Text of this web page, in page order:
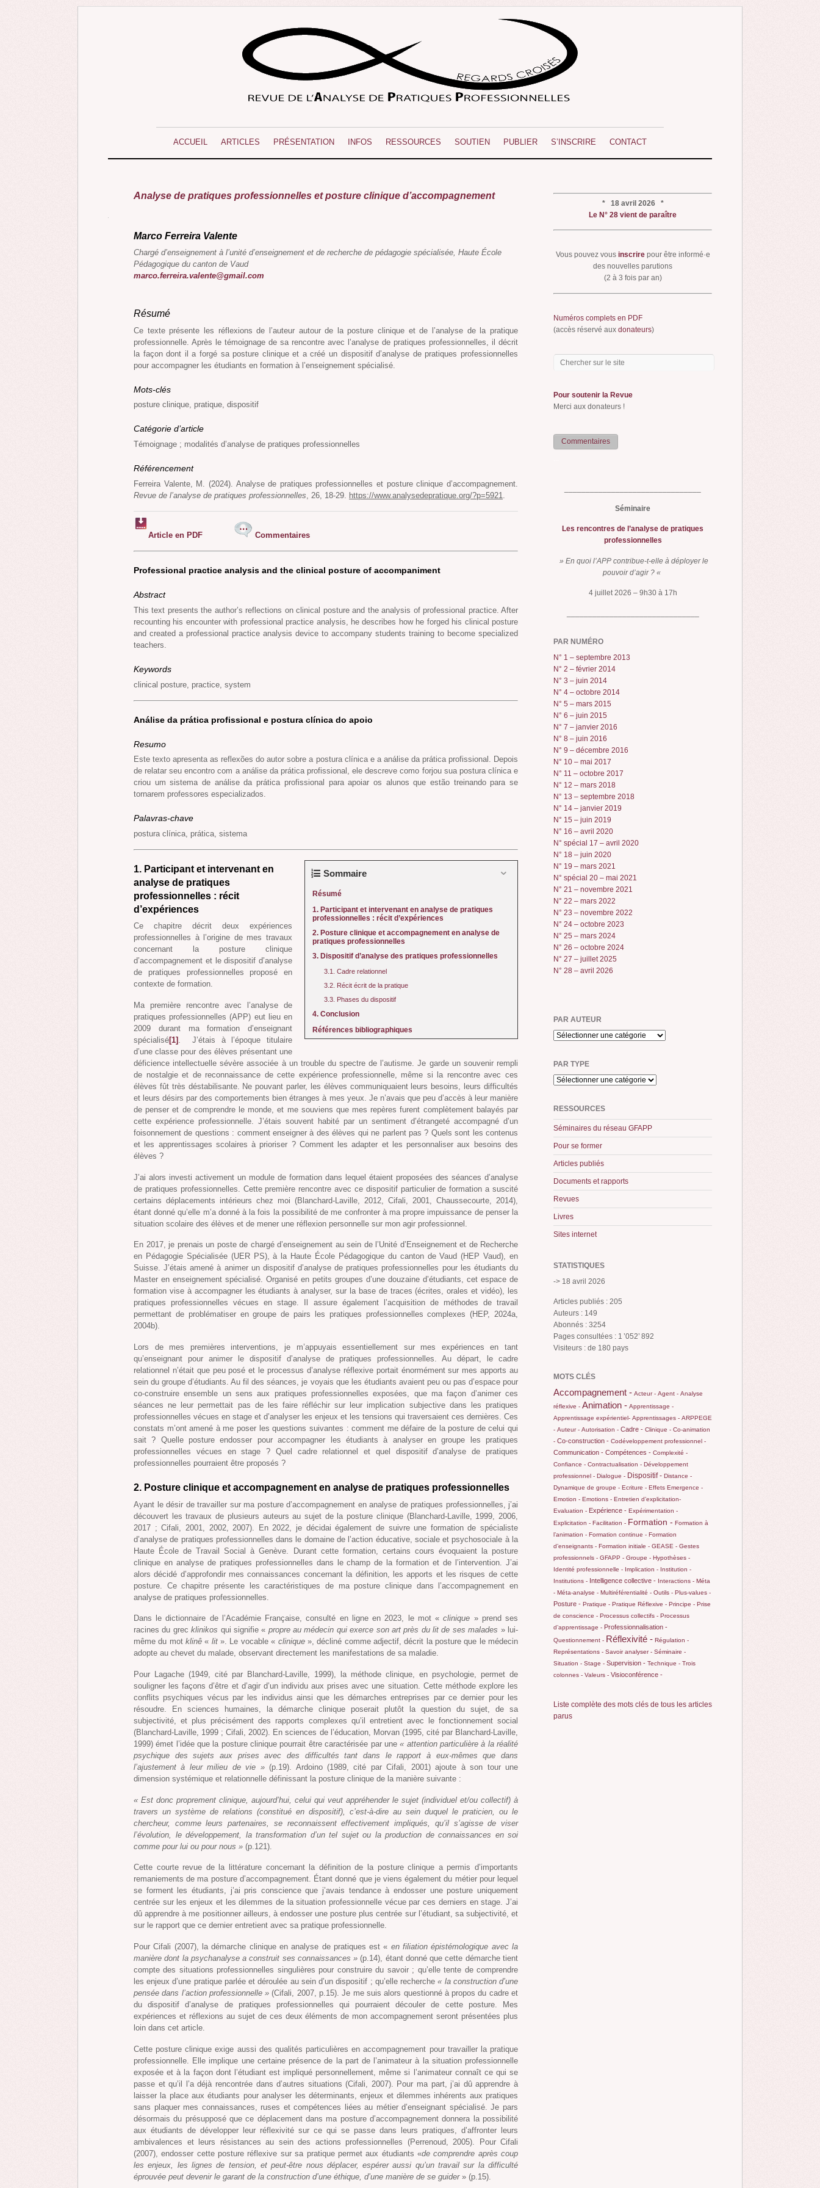
ACCUEIL ARTICLES PRÉSENTATION INFOS RESSOURCES SOUTIEN PUBLIER S’INSCRIRE CONTACT
Analyse de pratiques professionnelles et posture clinique d’accompagnement
Marco Ferreira Valente
Chargé d’enseignement à l’unité d’enseignement et de recherche de pédagogie spécialisée, Haute École
Pédagogique du canton de Vaud
marco.ferreira.valente@gmail.com
Résumé
Ce texte présente les réflexions de l’auteur autour de la posture clinique et de l’analyse de la pratique
professionnelle. Après le témoignage de sa rencontre avec l’analyse de pratiques professionnelles, il décrit
la façon dont il a forgé sa posture clinique et a créé un dispositif d’analyse de pratiques professionnelles
pour accompagner les étudiants en formation à l’enseignement spécialisé.
Mots-clés
posture clinique, pratique, dispositif
Catégorie d’article
Témoignage ; modalités d’analyse de pratiques professionnelles
Référencement
Ferreira Valente, M. (2024). Analyse de pratiques professionnelles et posture clinique d’accompagnement.
Revue de l’analyse de pratiques professionnelles , 26, 18-29. https://www.analysedepratique.org/?p=5921
Article en PDF Commentaires
Professional practice analysis and the clinical posture of accompaniment
Abstract
This text presents the author’s reflections on clinical posture and the analysis of professional practice. After
recounting his encounter with professional practice analysis, he describes how he forged his clinical posture
and created a professional practice analysis device to accompany students training to become specialized
teachers.
Keywords
clinical posture, practice, system
Análise da prática profissional e postura clínica do apoio
Resumo
Este texto apresenta as reflexões do autor sobre a postura clínica e a análise da prática profissional. Depois
de relatar seu encontro com a análise da prática profissional, ele descreve como forjou sua postura clínica e
criou um sistema de análise da prática profissional para apoiar os alunos que estão treinando para se
tornarem professores especializados.
Palavras-chave
postura clínica, prática, sistema
Sommaire
Résumé
1. Participant et intervenant en analyse de pratiques
professionnelles : récit d’expériences
2. Posture clinique et accompagnement en analyse de
pratiques professionnelles
3. Dispositif d’analyse des pratiques professionnelles
3.1. Cadre relationnel
3.2. Récit écrit de la pratique
3.3. Phases du dispositif
4. Conclusion
Références bibliographiques
1. Participant et intervenant en
analyse de pratiques
professionnelles : récit
d’expériences
Ce chapitre décrit deux expériences
professionnelles à l’origine de mes travaux
concernant la posture clinique
d’accompagnement et le dispositif d’analyse
de pratiques professionnelles proposé en
contexte de formation.
Ma première rencontre avec l’analyse de
pratiques professionnelles (APP) eut lieu en
2009 durant ma formation d’enseignant
spécialisé[1] . J’étais à l’époque titulaire
d’une classe pour des élèves présentant une
déficience intellectuelle sévère associée à un trouble du spectre de l’autisme. Je garde un souvenir rempli
de nostalgie et de reconnaissance de cette expérience professionnelle, même si la rencontre avec ces
élèves fût très déstabilisante. Ne pouvant parler, les élèves communiquaient leurs besoins, leurs difficultés
et leurs désirs par des comportements bien étranges à mes yeux. Je n’avais que peu d’accès à leur manière
de penser et de comprendre le monde, et me souviens que mes repères furent complètement balayés par
cette expérience professionnelle. J’étais souvent habité par un sentiment d’étrangeté accompagné d’un
foisonnement de questions : comment enseigner à des élèves qui ne parlent pas ? Quels sont les contenus
et les apprentissages scolaires à prioriser ? Comment les adapter et les personnaliser aux besoins des
élèves ?
J’ai alors investi activement un module de formation dans lequel étaient proposées des séances d’analyse
de pratiques professionnelles. Cette première rencontre avec ce dispositif particulier de formation a suscité
certains déplacements intérieurs chez moi (Blanchard-Laville, 2012, Cifali, 2001, Chaussecourte, 2014),
étant donné qu’elle m’a donné à la fois la possibilité de me confronter à ma propre impuissance de penser la
situation scolaire des élèves et de mener une réflexion personnelle sur mon agir professionnel.
En 2017, je prenais un poste de chargé d’enseignement au sein de l’Unité d’Enseignement et de Recherche
en Pédagogie Spécialisée (UER PS), à la Haute École Pédagogique du canton de Vaud (HEP Vaud), en
Suisse. J’étais amené à animer un dispositif d’analyse de pratiques professionnelles pour les étudiants du
Master en enseignement spécialisé. Organisé en petits groupes d’une douzaine d’étudiants, cet espace de
formation vise à accompagner les étudiants à analyser, sur la base de traces (écrites, orales et vidéo), les
pratiques professionnelles vécues en stage. Il assure également l’acquisition de méthodes de travail
permettant de problématiser en groupe de pairs les pratiques professionnelles complexes (HEP, 2024a,
2004b).
Lors de mes premières interventions, je m’appuyais essentiellement sur mes expériences en tant
qu’enseignant pour animer le dispositif d’analyse de pratiques professionnelles. Au départ, le cadre
relationnel n’était que peu posé et le processus d’analyse réflexive portait énormément sur mes apports au
sein du groupe d’étudiants. Au fil des séances, je voyais que les étudiants avaient peu ou pas d’espace pour
co-construire ensemble un sens aux pratiques professionnelles exposées, que ma façon d’animer ces
séances ne leur permettait pas de les faire réfléchir sur leur implication subjective dans les pratiques
professionnelles vécues en stage et d’analyser les enjeux et les tensions qui traversaient ces dernières. Ces
constats m’ont amené à me poser les questions suivantes : comment me défaire de la posture de celui qui
sait ? Quelle posture endosser pour accompagner les étudiants à analyser en groupe les pratiques
professionnelles vécues en stage ? Quel cadre relationnel et quel dispositif d’analyse de pratiques
professionnelles pourraient être proposés ?
2. Posture clinique et accompagnement en analyse de pratiques professionnelles
Ayant le désir de travailler sur ma posture d’accompagnement en analyse de pratiques professionnelles, j’ai
découvert les travaux de plusieurs auteurs au sujet de la posture clinique (Blanchard-Laville, 1999, 2006,
2017 ; Cifali, 2001, 2002, 2007). En 2022, je décidai également de suivre une formation de spécialiste
d’analyse de pratiques professionnelles dans le domaine de l’action éducative, sociale et psychosociale à la
Haute École de Travail Social à Genève. Durant cette formation, certains cours évoquaient la posture
clinique en analyse de pratiques professionnelles dans le champ de la formation et de l’intervention. J’ai
alors décidé d’approfondir mes connaissances concernant la définition, les apports et les risques de cette
posture. Ce chapitre présente les caractéristiques de ma posture clinique dans l’accompagnement en
analyse de pratiques professionnelles.
Dans le dictionnaire de l’Académie Française, consulté en ligne en 2023, le mot «clinique » prend ses
racines du grecklinikos qui signifie « propre au médecin qui exerce son art près du lit de ses malades » lui-
même du motklinê« lit». Le vocable « clinique», décliné comme adjectif, décrit la posture que le médecin
adopte au chevet du malade, observant directement les manifestations de sa maladie.
Pour Lagache (1949, cité par Blanchard-Laville, 1999), la méthode clinique, en psychologie, permet de
souligner les façons d’être et d’agir d’un individu aux prises avec une situation. Cette méthode explore les
conflits psychiques vécus par les individus ainsi que les démarches entreprises par ce dernier pour les
résoudre. En sciences humaines, la démarche clinique poserait plutôt la question du sujet, de sa
subjectivité, et plus précisément des rapports complexes qu’il entretient avec le fonctionnement social
(Blanchard-Laville, 1999 ; Cifali, 2002). En sciences de l’éducation, Morvan (1995, cité par Blanchard-Laville,
1999) émet l’idée que la posture clinique pourrait être caractérisée par une« attention particulière à la réalité
psychique des sujets aux prises avec des difficultés tant dans le rapport à eux-mêmes que dans
l’ajustement à leur milieu de vie »(p.19). Ardoino (1989, cité par Cifali, 2001) ajoute à son tour une
dimension systémique et relationnelle définissant la posture clinique de la manière suivante :
« Est donc proprement clinique, aujourd’hui, celui qui veut appréhender le sujet (individuel et/ou collectif) à
travers un système de relations (constitué en dispositif), c’est-à-dire au sein duquel le praticien, ou le
chercheur, comme leurs partenaires, se reconnaissent effectivement impliqués, qu’il s’agisse de viser
l’évolution, le développement, la transformation d’un tel sujet ou la production de connaissances en soi
comme pour lui ou pour nous » (p.121).
Cette courte revue de la littérature concernant la définition de la posture clinique a permis d’importants
remaniements de ma posture d’accompagnement. Étant donné que je viens également du métier pour lequel
se forment les étudiants, j’ai pris conscience que j’avais tendance à endosser une posture uniquement
centrée sur les enjeux et les dilemmes de la situation professionnelle vécue par ces derniers en stage. J’ai
dû apprendre à me positionner ailleurs, à endosser une posture plus centrée sur l’étudiant, sa subjectivité, et
sur le rapport que ce dernier entretient avec sa pratique professionnelle.
Pour Cifali (2007), la démarche clinique en analyse de pratiques est « en filiation épistémologique avec la
manière dont la psychanalyse a construit ses connaissances »(p.14), étant donné que cette démarche tient
compte des situations professionnelles singulières pour construire du savoir ; qu’elle tente de comprendre
les enjeux d’une pratique parlée et déroulée au sein d’un dispositif ; qu’elle recherche« la construction d’une
pensée dans l’action professionnelle » (Cifali, 2007, p.15). Je me suis alors questionné à propos du cadre et
du dispositif d’analyse de pratiques professionnelles qui pourraient découler de cette posture. Mes
expériences et réflexions au sujet de ces deux éléments de mon accompagnement seront présentées plus
loin dans cet article.
Cette posture clinique exige aussi des qualités particulières en accompagnement pour travailler la pratique
professionnelle. Elle implique une certaine présence de la part de l’animateur à la situation professionnelle
exposée et à la façon dont l’étudiant est impliqué personnellement, même si l’animateur connaît ce qui se
passe et qu’il l’a déjà rencontrée dans d’autres situations (Cifali, 2007). Pour ma part, j’ai dû apprendre à
laisser la place aux étudiants pour analyser les déterminants, enjeux et dilemmes inhérents aux pratiques
sans plaquer mes connaissances, ruses et compétences liées au métier d’enseignant spécialisé. Je pars
désormais du présupposé que ce déplacement dans ma posture d’accompagnement donnera la possibilité
aux étudiants de développer leur réflexivité sur ce qui se passe dans leurs pratiques, d’affronter leurs
ambivalences et leurs résistances au sein des actions professionnelles (Perrenoud, 2005). Pour Cifali
(2007), endosser cette posture réflexive sur sa pratique permet aux étudiants «de comprendre après coup
les enjeux, les lignes de tension, et peut-être nous déplacer, espérer aussi qu’un travail sur la difficulté
éprouvée peut devenir le garant de la construction d’une éthique, d’une manière de se guider» (p.15).
* 18 avril 2026 *
Le N° 28 vient de paraître
Vous pouvez vous inscrire pour être informé·e
des nouvelles parutions
(2 à 3 fois par an)
Numéros complets en PDF
(accès réservé aux donateurs)
Pour soutenir la Revue
Merci aux donateurs !
Commentaires
Séminaire
Les rencontres de l’analyse de pratiques
professionnelles
» En quoi l’APP contribue-t-elle à déployer le
pouvoir d’agir ? «
4 juillet 2026 – 9h30 à 17h
PAR NUMÉRO
N° 1 – septembre 2013
N° 2 – février 2014
N° 3 – juin 2014
N° 4 – octobre 2014
N° 5 – mars 2015
N° 6 – juin 2015
N° 7 – janvier 2016
N° 8 – juin 2016
N° 9 – décembre 2016
N° 10 – mai 2017
N° 11 – octobre 2017
N° 12 – mars 2018
N° 13 – septembre 2018
N° 14 – janvier 2019
N° 15 – juin 2019
N° 16 – avril 2020
N° spécial 17 – avril 2020
N° 18 – juin 2020
N° 19 – mars 2021
N° spécial 20 – mai 2021
N° 21 – novembre 2021
N° 22 – mars 2022
N° 23 – novembre 2022
N° 24 – octobre 2023
N° 25 – mars 2024
N° 26 – octobre 2024
N° 27 – juillet 2025
N° 28 – avril 2026
PAR AUTEUR
PAR TYPE
RESSOURCES
Séminaires du réseau GFAPP
Pour se former
Articles publiés
Documents et rapports
Revues
Livres
Sites internet
STATISTIQUES
-> 18 avril 2026
Articles publiés : 205
Auteurs : 149
Abonnés : 3254
Pages consultées : 1 ’052’ 892
Visiteurs : de 180 pays
MOTS CLÉS
Accompagnement - Acteur - Agent - Analyse
réflexive - Animation - Apprentissage -
Apprentissage expérientiel- Apprentissages - ARPPEGE
- Auteur - Autorisation - Cadre - Clinique - Co-animation
- Co-construction - Codéveloppement professionnel -
Communication - Compétences - Complexité -
Confiance - Contractualisation - Développement
professionnel - Dialogue - Dispositif - Distance -
Dynamique de groupe - Ecriture - Effets Emergence -
Emotion - Emotions - Entretien d’explicitation-
Evaluation - Expérience - Expérimentation -
Explicitation - Facilitation - Formation - Formation à
l’animation - Formation continue - Formation
d’enseignants - Formation initiale - GEASE - Gestes
professionnels - GFAPP - Groupe - Hypothèses -
Identité professionnelle - Implication - Institution -
Institutions - Intelligence collective - Interactions - Méta
- Méta-analyse - Multiréférentialité - Outils - Plus-values -
Posture - Pratique - Pratique Réflexive - Principe - Prise
de conscience - Processus collectifs - Processus
d’apprentissage - Professionnalisation -
Questionnement - Réflexivité - Régulation -
Représentations - Savoir analyser - Séminaire -
Situation - Stage - Supervision - Technique - Trois
colonnes - Valeurs - Visioconférence -
Liste complète des mots clés de tous les articles
parus